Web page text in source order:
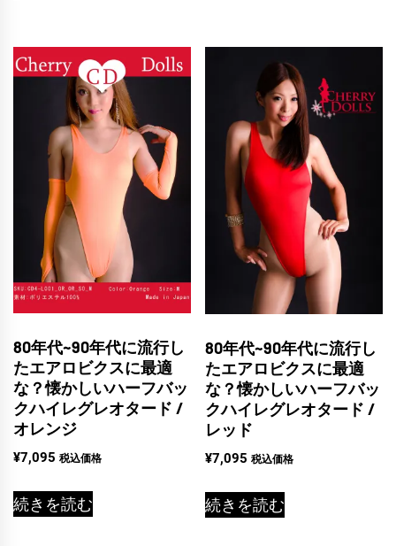
80年代~90年代に流行し
たエアロビクスに最適
な？懐かしいハーフバッ
クハイレグレオタード /
オレンジ
¥7,095 税込価格
続きを読む
80年代~90年代に流行し
たエアロビクスに最適
な？懐かしいハーフバッ
クハイレグレオタード /
レッド
¥7,095 税込価格
続きを読む